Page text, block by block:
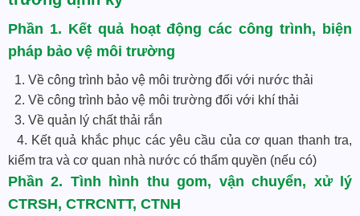
Phần 1. Kết quả hoạt động các công trình, biện
pháp bảo vệ môi trường
1. Về công trình bảo vệ môi trường đối với nước thải
2. Về công trình bảo vệ môi trường đối với khí thải
3. Về quản lý chất thải rắn
4. Kết quả khắc phục các yêu cầu của cơ quan thanh tra,
kiểm tra và cơ quan nhà nước có thẩm quyền (nếu có)
Phần 2. Tình hình thu gom, vận chuyển, xử lý
CTRSH, CTRCNTT, CTNH